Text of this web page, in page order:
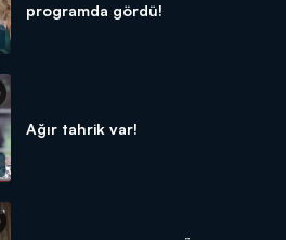
programda gördü!
Ağır tahrik var!